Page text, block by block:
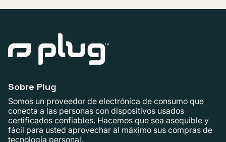
Sobre Plug
Somos un proveedor de electrónica de consumo que
conecta a las personas con dispositivos usados ​​
certificados confiables. Hacemos que sea asequible y
fácil para usted aprovechar al máximo sus compras de
tecnología personal.